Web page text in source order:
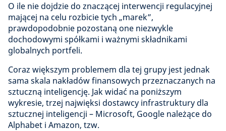
O ile nie dojdzie do znaczącej interwencji regulacyjnej
mającej na celu rozbicie tych „marek”,
prawdopodobnie pozostaną one niezwykle
dochodowymi spółkami i ważnymi składnikami
globalnych portfeli.
Coraz większym problemem dla tej grupy jest jednak
sama skala nakładów finansowych przeznaczanych na
sztuczną inteligencję. Jak widać na poniższym
wykresie, trzej najwięksi dostawcy infrastruktury dla
sztucznej inteligencji – Microsoft, Google należące do
Alphabet i Amazon, tzw.